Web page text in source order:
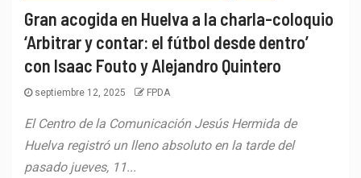
Gran acogida en Huelva a la charla-coloquio
‘Arbitrar y contar: el fútbol desde dentro’
con Isaac Fouto y Alejandro Quintero
septiembre 12, 2025 FPDA
El Centro de la Comunicación Jesús Hermida de
Huelva registró un lleno absoluto en la tarde del
pasado jueves, 11...